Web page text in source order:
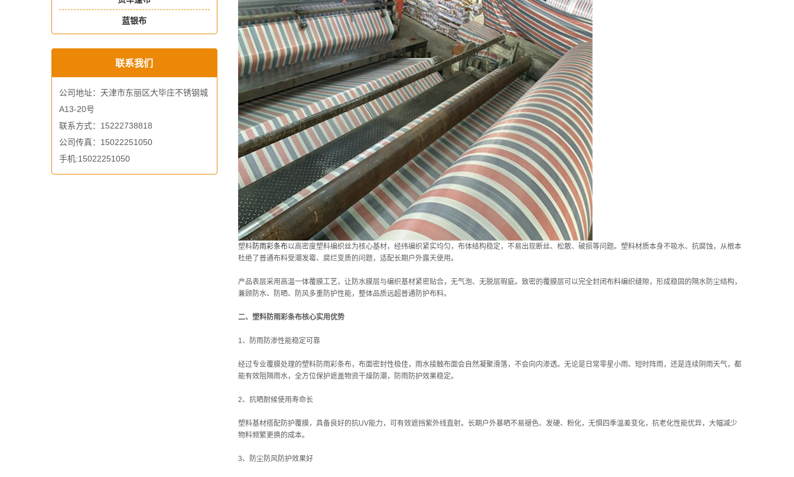
蓝银布
联系我们
公司地址：天津市东丽区大毕庄不锈钢城
A13-20号
联系方式：15222738818
公司传真：15022251050
手机:15022251050
塑料防雨彩条布以高密度塑料编织丝为核心基材，经纬编织紧实均匀，布体结构稳定，不易出现断丝、松散、破损等问题。塑料材质本身不吸水、抗腐蚀，从根本
杜绝了普通布料受潮发霉、腐烂变质的问题，适配长期户外露天使用。
产品表层采用高温一体覆膜工艺，让防水膜层与编织基材紧密贴合，无气泡、无脱层瑕疵。致密的覆膜层可以完全封闭布料编织缝隙，形成稳固的隔水防尘结构，
兼顾防水、防晒、防风多重防护性能，整体品质远超普通防护布料。
二、塑料防雨彩条布核心实用优势
1、防雨防渗性能稳定可靠
经过专业覆膜处理的塑料防雨彩条布，布面密封性极佳，雨水接触布面会自然凝聚滑落，不会向内渗透。无论是日常零星小雨、短时阵雨，还是连续阴雨天气，都
能有效阻隔雨水，全方位保护遮盖物资干燥防潮，防雨防护效果稳定。
2、抗晒耐候使用寿命长
塑料基材搭配防护覆膜，具备良好的抗UV能力，可有效遮挡紫外线直射。长期户外暴晒不易褪色、发硬、粉化，无惧四季温差变化，抗老化性能优异，大幅减少
物料频繁更换的成本。
3、防尘防风防护效果好